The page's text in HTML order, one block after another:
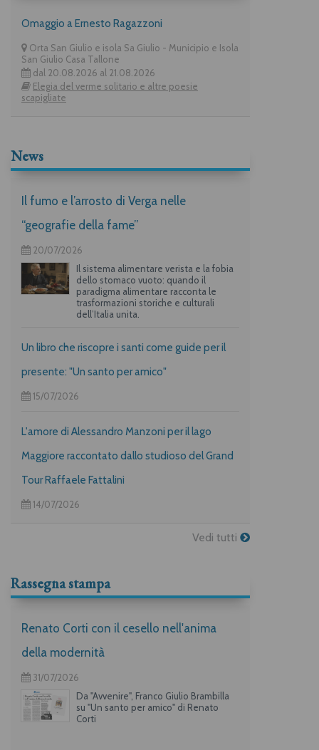
Omaggio a Ernesto Ragazzoni
Orta San Giulio e isola Sa Giulio - Municipio e Isola
San Giulio Casa Tallone
dal 20.08.2026 al 21.08.2026
Elegia del verme solitario e altre poesie
scapigliate
News
Il fumo e l’arrosto di Verga nelle
“geografie della fame”
20/07/2026
Il sistema alimentare verista e la fobia
dello stomaco vuoto: quando il
paradigma alimentare racconta le
trasformazioni storiche e culturali
dell’Italia unita.
Un libro che riscopre i santi come guide per il
presente: "Un santo per amico"
15/07/2026
L'amore di Alessandro Manzoni per il lago
Maggiore raccontato dallo studioso del Grand
Tour Raffaele Fattalini
14/07/2026
Vedi tutti
Rassegna stampa
Renato Corti con il cesello nell'anima
della modernità
31/07/2026
Da "Avvenire", Franco Giulio Brambilla
su "Un santo per amico" di Renato
Corti